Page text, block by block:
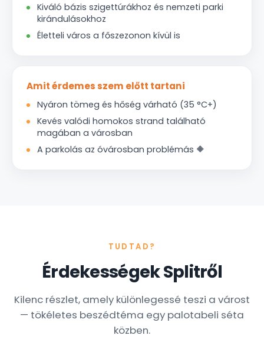
Kiváló bázis szigettúrákhoz és nemzeti parki
kirándulásokhoz
Életteli város a főszezonon kívül is
Amit érdemes szem előtt tartani
Nyáron tömeg és hőség várható (35 °C+)
Kevés valódi homokos strand található
magában a városban
A parkolás az óvárosban problémás 🔶
TUDTAD?
Érdekességek Splitről
Kilenc részlet, amely különlegessé teszi a várost
— tökéletes beszédtéma egy palotabeli séta
közben.